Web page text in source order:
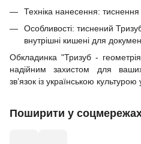
Техніка нанесення: тиснення
Особливості: тиснений
внутрішні кишені для
Обкладинка "Тризуб -
надійним захистом для
зв’язок із українською
Поширити у